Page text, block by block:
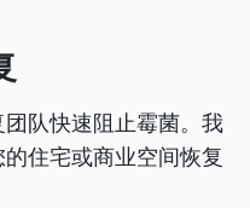
队快速阻止霉菌。我
住宅或商业空间恢复